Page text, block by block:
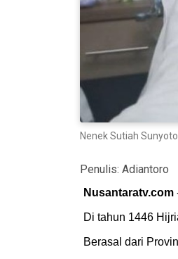
Nenek Sutiah
Penulis: Adiantoro
Nusantaratv.com
Di tahun 1446
Berasal dari